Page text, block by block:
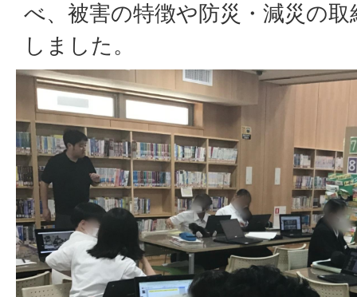
べ、被害の特徴や防災・減災の
しました。